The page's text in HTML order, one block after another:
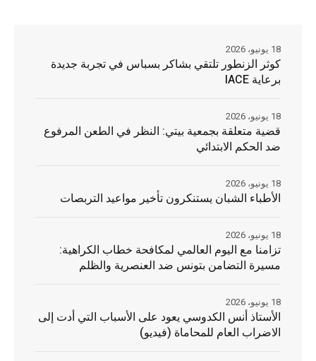
كوثر الزنطور تلتقي بشاكر بسباس في تجربة جديدة
برعاية IACE
18 يونيو، 2026
قضية متعلقة بجمعية بيتي: النظر في الطعن المرفوع
ضد الحكم الابتدائي
18 يونيو، 2026
الأطباء الشبان يستنكرون تأخير مواعيد التربصات
18 يونيو، 2026
تزامنا مع اليوم العالمي لمكافحة خطاب الكراهية:
مسيرة التضامن بتونس ضد العنصرية والظلم
18 يونيو، 2026
الأستاذ أنس الكدوسي يعود على الأسباب التي أدت إلى
الاضراب العام للمحاماة (فيديو)
18 يونيو، 2026